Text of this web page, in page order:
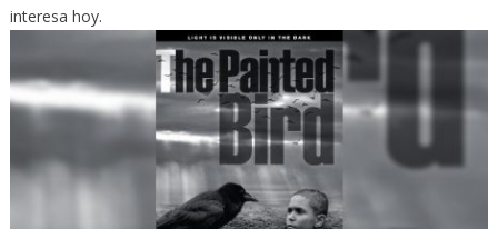
interesa hoy.